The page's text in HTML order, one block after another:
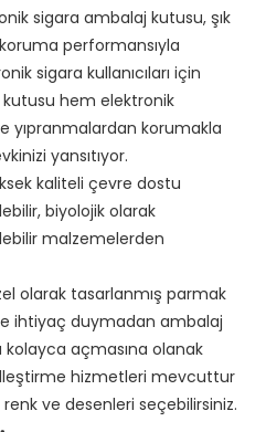
sigara ambalaj kutusu, şık
performansıyla
sigara kullanıcıları için
kutusu hem elektronik
yıpranmalardan korumakla
yansıtıyor.
kaliteli çevre dostu
biyolojik olarak
malzemelerden
olarak tasarlanmış parmak
ihtiyaç duymadan ambalaj
açmasına olanak
hizmetleri mevcuttur
ve desenleri seçebilirsiniz.